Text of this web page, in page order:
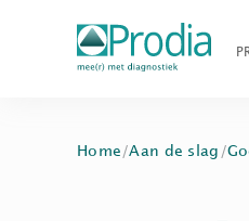
Home /Aan de slag /